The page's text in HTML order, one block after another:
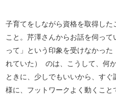
子育てをしながら資格を取得し
こと。芹澤さんからお話を伺っ
って」という印象を受けなかっ
れていた） のは、こうして、何
ときに、少しでもいいから、す
様に、フットワークよく動くこ